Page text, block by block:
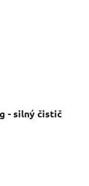
- silný čistič